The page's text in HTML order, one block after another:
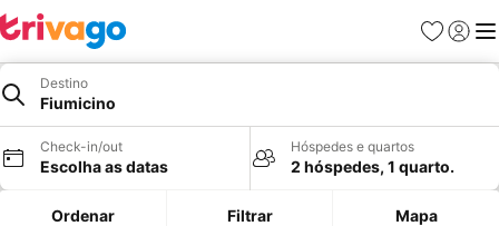
Favoritos
Iniciar
Destino
Fiumicino
Check-in/out
Escolha as datas
Hóspedes e quartos
2 hóspedes, 1 quarto.
Ordenar Filtrar Mapa